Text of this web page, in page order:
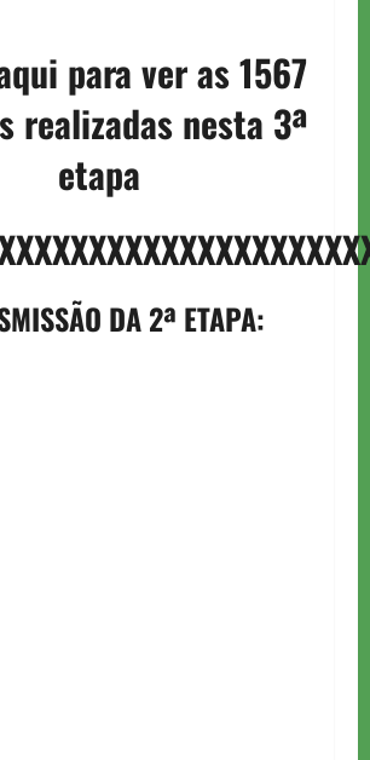
para ver as 1567
realizadas nesta 3ª
etapa
DA 2ª ETAPA: